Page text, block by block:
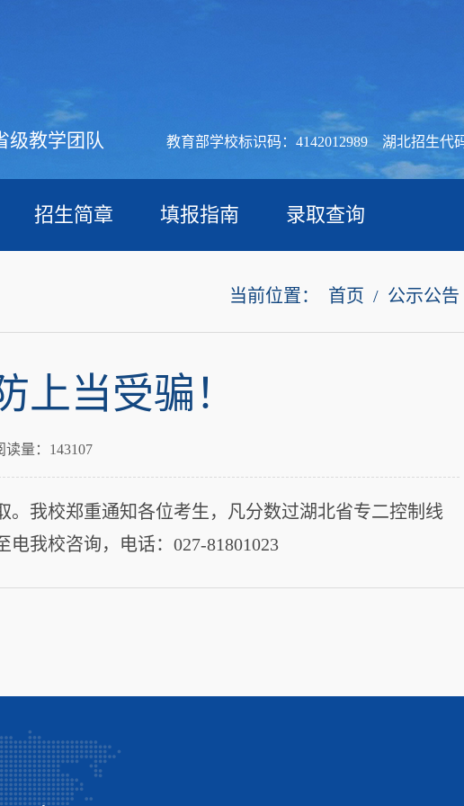
级教学团队 教育部学校标识码：4142012989 湖北招生代
招生简章 填报指南 录取查询
当前位置： 首页 / 公示公告
上当受骗！
读量：143107
我校郑重通知各位考生，凡分数过湖北省专二控制线
我校咨询，电话：027-81801023